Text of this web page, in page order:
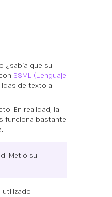
¿sabía que su
SSML (Lenguaje
de texto a
En realidad, la
funciona bastante
Metió su
utilizado